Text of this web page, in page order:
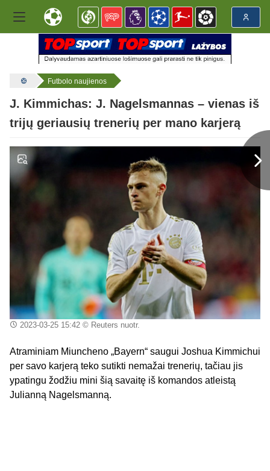
Futbolo naujienos
J. Kimmichas: J. Nagelsmannas – vienas iš
trijų geriausių trenerių per mano karjerą
2023-03-25 15:42© Reuters nuotr.
Atraminiam Miuncheno „Bayern“ saugui Joshua Kimmichui
per savo karjerą teko sutikti nemažai trenerių, tačiau jis
ypatingu žodžiu mini šią savaitę iš komandos atleistą
Julianną Nagelsmanną.